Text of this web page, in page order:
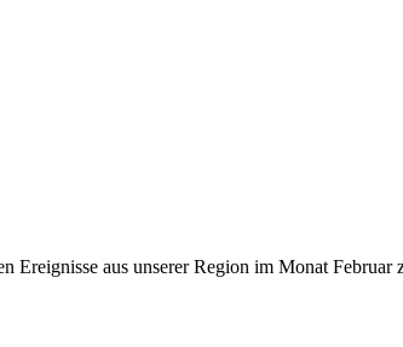
aus unserer Region im Monat Februar